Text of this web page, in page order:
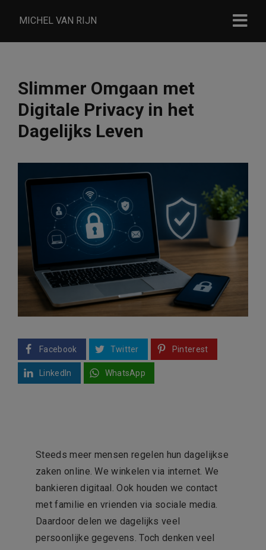
MICHEL VAN RIJN
Slimmer Omgaan met
Digitale Privacy in het
Dagelijks Leven
Facebook Twitter Pinterest
LinkedIn WhatsApp
Steeds meer mensen regelen hun dagelijkse
zaken online. We winkelen via internet. We
bankieren digitaal. Ook houden we contact
met familie en vrienden via sociale media.
Daardoor delen we dagelijks veel
persoonlijke gegevens. Toch denken veel